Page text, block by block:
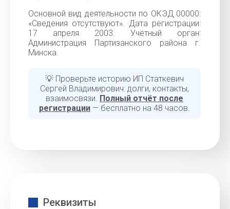
Основной вид деятельности по ОКЭД 00000:
«Cведения отсутствуют». Дата регистрации:
17 апреля 2003. Учётный орган:
Администрация Партизанского района г.
Минска.
💡 Проверьте историю ИП Статкевич
Сергей Владимирович: долги, контакты,
взаимосвязи. Полный отчёт после
регистрации — бесплатно на 48 часов.
Реквизиты